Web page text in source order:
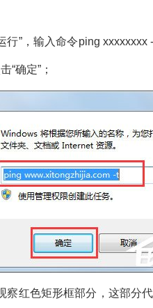
”，输入命令ping xxxxxxxx
“确定”；
红色矩形框部分，这部分